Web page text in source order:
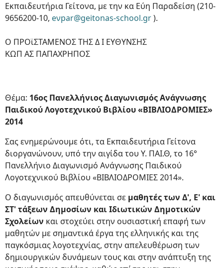
Εκπαιδευτήρια Γείτονα, με την κα Εύη Παραδείση (210-
9656200-10, eνpar@geitonas-school.gr).
Ο ΠΡΟϊΣΤΑΜΕΝΟΣ ΤΗΣ Δ Ι ΕΥΘΥΝΣΗΣ
ΚΩΠ ΑΣ ΠΑΠΑΧΡΗΠΟΣ
Θέμα: 16ος Πανελλήνιος Διαγωνισμός Ανάγνωσης
Παιδικού Λογοτεχνικού Βιβλίου «ΒΙΒΛΙΟΔΡΟΜΙΕΣ»
2014
Σας ενημερώνουμε ότι, τα Εκπαιδευτήρια Γείτονα
διοργανώνουν, υπό την αιγίδα του Υ. ΠΑΙ.Θ, το 16°
Πανελλήνιο Διαγωνισμό Ανάγνωσης Παιδικού
Λογοτεχνικού Βιβλίου «ΒΙΒΛΙΟΔΡΟΜΙΕΣ 2014».
Ο διαγωνισμός απευθύνεται σε μαθητές των Δ', Ε' και
ΣΤ' τάξεων Δημοσίων και Ιδιωτικών Δημοτικών
Σχολείων και στοχεύει στην ουσιαστική επαφή των
μαθητών με σημαντικά έργα της ελληνικής και της
παγκόσμιας λογοτεχνίας, στην απελευθέρωση των
δημιουργικών δυνάμεων τους και στην ανάπτυξη της